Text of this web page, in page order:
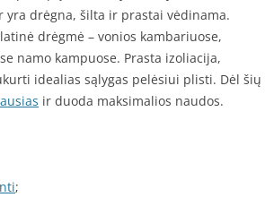
drėgna, šilta ir prastai vėdinama.
drėgmė – vonios kambariuose,
namo kampuose. Prasta izoliacija,
idealias sąlygas pelėsiui plisti. Dėl šių
ir duoda maksimalios naudos.
;